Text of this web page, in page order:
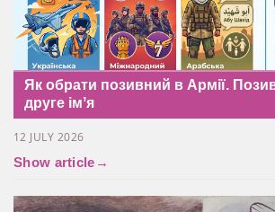
Як обрати позивний в Армії.
друге імʼя
12 JULY 2026
Show article →